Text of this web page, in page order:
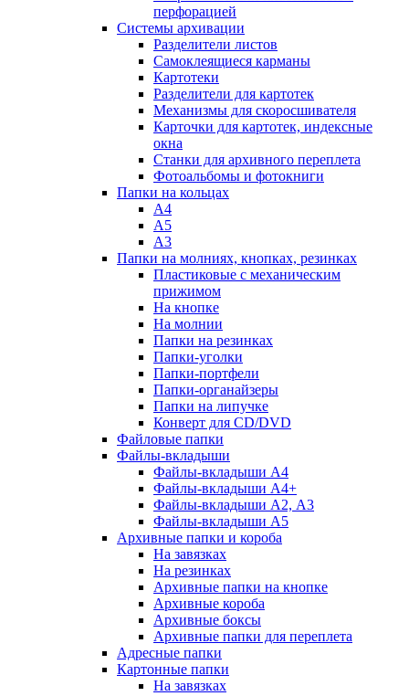
перфорацией
Системы архивации
Разделители листов
Самоклеящиеся карманы
Картотеки
Разделители для картотек
Механизмы для скоросшивателя
Карточки для картотек, индексные
окна
Станки для архивного переплета
Фотоальбомы и фотокниги
Папки на кольцах
А4
А5
А3
Папки на молниях, кнопках, резинках
Пластиковые с механическим
прижимом
На кнопке
На молнии
Папки на резинках
Папки-уголки
Папки-портфели
Папки-органайзеры
Папки на липучке
Конверт для CD/DVD
Файловые папки
Файлы-вкладыши
Файлы-вкладыши А4
Файлы-вкладыши А4+
Файлы-вкладыши А2, А3
Файлы-вкладыши А5
Архивные папки и короба
На завязках
На резинках
Архивные папки на кнопке
Архивные короба
Архивные боксы
Архивные папки для переплета
Адресные папки
Картонные папки
На завязках